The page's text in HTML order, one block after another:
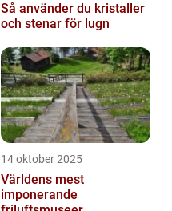
Så använder du kristaller
och stenar för lugn
14 oktober 2025
Världens mest
imponerande